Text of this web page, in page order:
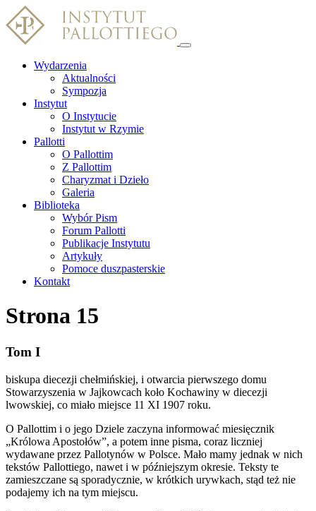
Wydarzenia
Aktualności
Sympozja
Instytut
O Instytucie
Instytut w Rzymie
Pallotti
O Pallottim
Z Pallottim
Charyzmat i Dzieło
Galeria
Biblioteka
Wybór Pism
Forum Pallotti
Publikacje Instytutu
Artykuły
Pomoce duszpasterskie
Kontakt
Strona 15
Tom I
biskupa diecezji chełmińskiej, i otwarcia pierwszego domu
Stowarzyszenia w Jajkowcach koło Kochawiny w diecezji
lwowskiej, co miało miejsce 11 XI 1907 roku.
O Pallottim i o jego Dziele zaczyna informować miesięcznik
„Królowa Apostołów”, a potem inne pisma, coraz liczniej
wydawane przez Pallotynów w Polsce. Mało mamy jednak w nich
tekstów Pallottiego, nawet i w późniejszym okresie. Teksty te
zamieszczane są sporadycznie, w krótkich urywkach, stąd też nie
podajemy ich na tym miejscu.